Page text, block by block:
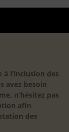
à l’inclusion des
avez besoin
n’hésitez pas
afin
des